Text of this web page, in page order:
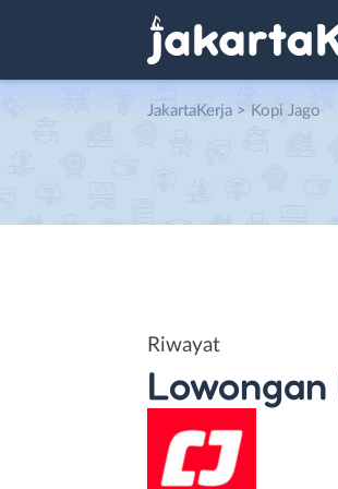
JakartaKerja > Kopi Jago
Riwayat
Lowongan